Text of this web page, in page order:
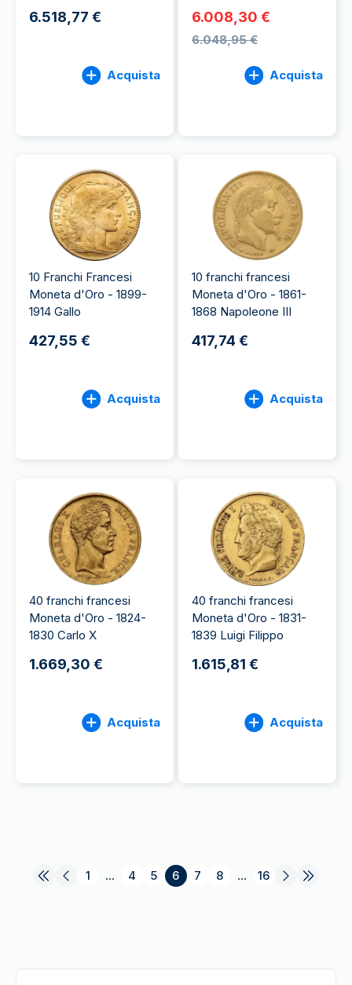
6.518,77 €
Acquista
6.008,30 €
6.048,95 €
Acquista
10 Franchi Francesi
Moneta d'Oro - 1899-
1914 Gallo
427,55 €
Acquista
10 franchi francesi
Moneta d'Oro - 1861-
1868 Napoleone III
417,74 €
Acquista
40 franchi francesi
Moneta d'Oro - 1824-
1830 Carlo X
1.669,30 €
Acquista
40 franchi francesi
Moneta d'Oro - 1831-
1839 Luigi Filippo
1.615,81 €
Acquista
1 ... 4 5 6 7 8 ... 16